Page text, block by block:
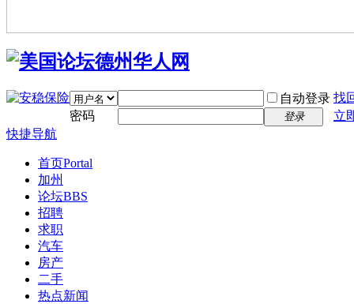
自动登录 找
密码
登录
立
快捷导航
首页Portal
加州
论坛BBS
招聘
求职
汽车
房产
二手
热点新闻